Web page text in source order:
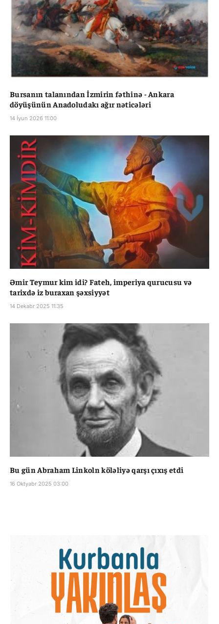
Bursanın talanından İzmirin fəthinə - Ankara
döyüşünün Anadoludakı ağır nəticələri
14 İyun 2026 11:00
Əmir Teymur kim idi? Fateh, imperiya qurucusu və
tarixdə iz buraxan şəxsiyyət
14 Dekabr 2025 11:35
Bu gün Abraham Linkoln köləliyə qarşı çıxış etdi
16 Oktyabr 2025 03:00